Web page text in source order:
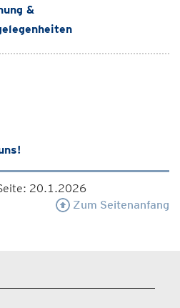
&
20.1.2026
Zum Seitenanfang